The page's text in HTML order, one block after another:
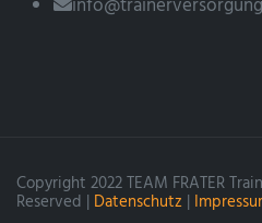
Copyright 2022 TEAM FRATER
Reserved | Datenschutz |